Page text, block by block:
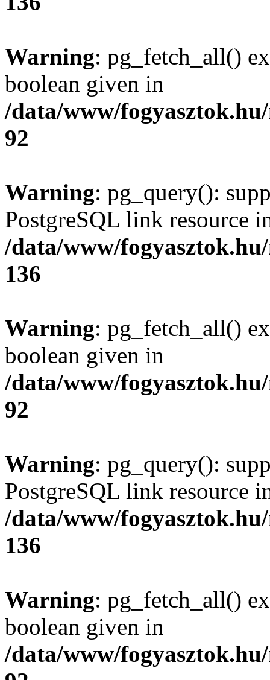
Warning: pg_fetch_all()
boolean given in
/data/www/
92
Warning: pg_query():
PostgreSQL link resource
/data/www/
136
Warning: pg_fetch_all()
boolean given in
/data/www/
92
Warning: pg_query():
PostgreSQL link resource
/data/www/
136
Warning: pg_fetch_all()
boolean given in
/data/www/